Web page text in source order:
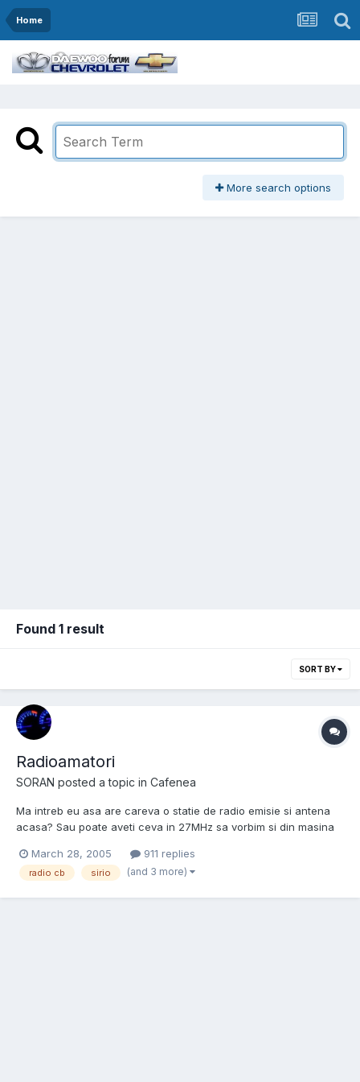
Home
More search options
Found 1 result
SORT BY
Radioamatori
SORAN posted a topic in Cafenea
Ma intreb eu asa are careva o statie de radio emisie si antena
acasa? Sau poate aveti ceva in 27MHz sa vorbim si din masina
noi intre noi din club si sa ne dam informatii din trafic etc!
March 28, 2005 911 replies
radio cb sirio (and 3 more)